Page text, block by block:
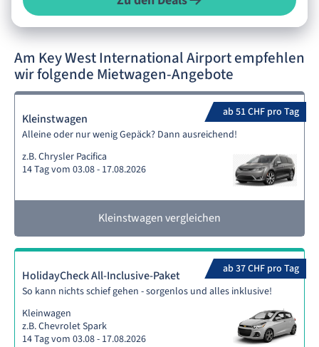
Am Key West International Airport empfehlen
wir folgende Mietwagen-Angebote
ab 51 CHF pro Tag
Kleinstwagen
Alleine oder nur wenig Gepäck? Dann ausreichend!
z.B. Chrysler Pacifica
14 Tag vom 03.08 - 17.08.2026
Kleinstwagen vergleichen
ab 37 CHF pro Tag
HolidayCheck All-Inclusive-Paket
So kann nichts schief gehen - sorgenlos und alles inklusive!
Kleinwagen
z.B. Chevrolet Spark
14 Tag vom 03.08 - 17.08.2026